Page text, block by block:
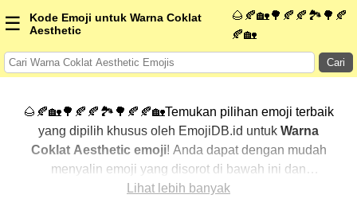
☰
Kode Emoji untuk Warna Coklat
Aesthetic
🌰🍂🏡🌳🍂🍂🏞️🌳🍂
🍂🏡
Cari
🌰🍂🏡🌳🍂🍂🏞️🌳🍂🍂🏡Temukan pilihan emoji terbaik
yang dipilih khusus oleh EmojiDB.id untuk Warna
Coklat Aesthetic emoji! Anda dapat dengan mudah
menyalin emoji yang disorot di bawah ini dan
menggunakannya di percakapan Anda untuk
Lihat lebih banyak